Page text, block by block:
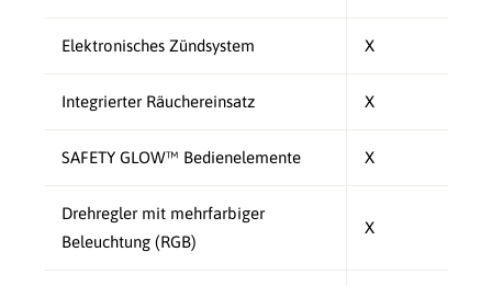
Elektronisches Zündsystem X
Integrierter Räuchereinsatz X
SAFETY GLOW™ Bedienelemente X
Drehregler mit mehrfarbiger
Beleuchtung (RGB)
X